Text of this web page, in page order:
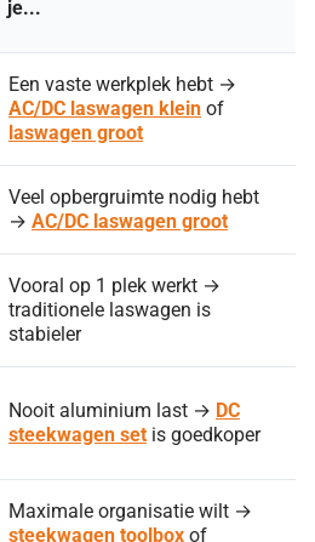
je...
Een vaste werkplek hebt →
AC/DC laswagen klein of
laswagen groot
Veel opbergruimte nodig hebt
→ AC/DC laswagen groot
Vooral op 1 plek werkt →
traditionele laswagen is
stabieler
Nooit aluminium last → DC
steekwagen set is goedkoper
Maximale organisatie wilt →
steekwagen toolbox of